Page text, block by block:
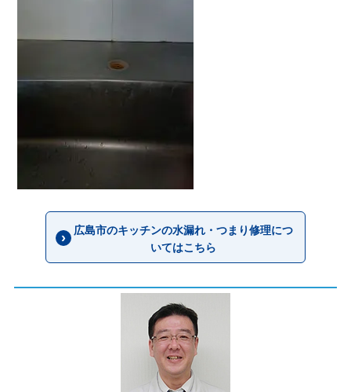
広島市のキッチンの水漏れ・つまり修理につ
いてはこちら